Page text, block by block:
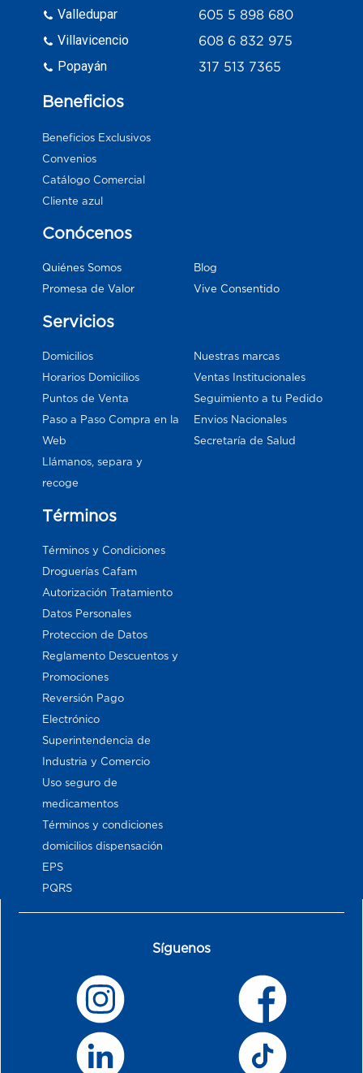
Valledupar
Villavicencio
Popayán
605 5 898 680
608 6 832 975
317 513 7365
Beneficios
Beneficios Exclusivos
Convenios
Catálogo Comercial
Cliente azul
Conócenos
Quiénes Somos
Promesa de Valor
Blog
Vive Consentido
Servicios
Domicilios
Horarios Domicilios
Puntos de Venta
Paso a Paso Compra en la
Web
Llámanos, separa y
recoge
Nuestras marcas
Ventas Institucionales
Seguimiento a tu Pedido
Envios Nacionales
Secretaría de Salud
Términos
Términos y Condiciones
Droguerías Cafam
Autorización Tratamiento
Datos Personales
Proteccion de Datos
Reglamento Descuentos y
Promociones
Reversión Pago
Electrónico
Superintendencia de
Industria y Comercio
Uso seguro de
medicamentos
Términos y condiciones
domicilios dispensación
EPS
PQRS
Síguenos